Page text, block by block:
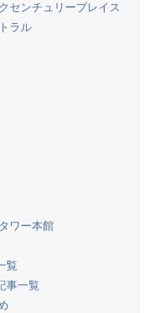
センチュリープレイス
ラル
ワー本館
覧
事一覧